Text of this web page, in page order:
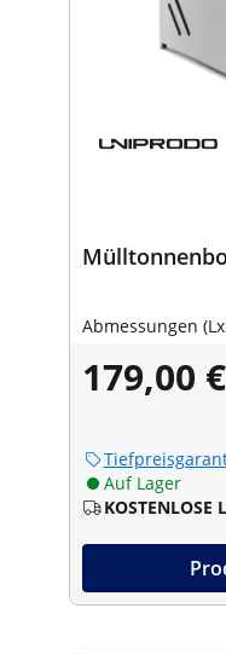
Abmessungen
179,00 €
Auf Lager
KOSTENLOSE